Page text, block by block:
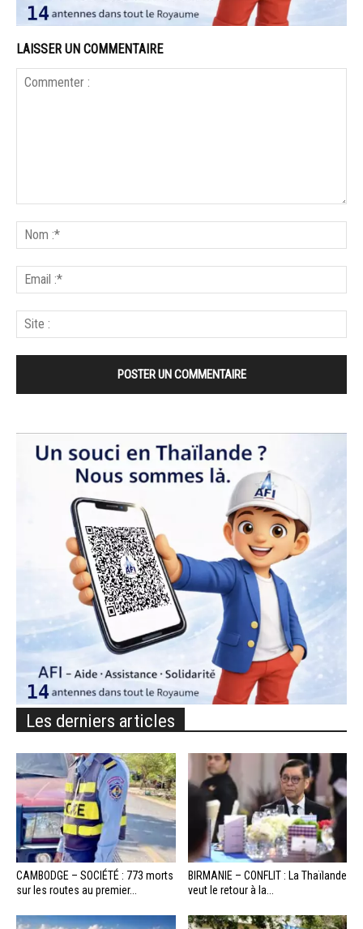
LAISSER UN COMMENTAIRE
Les derniers articles
CAMBODGE – SOCIÉTÉ : 773 morts
sur les routes au premier...
BIRMANIE – CONFLIT : La Thaïlande
veut le retour à la...